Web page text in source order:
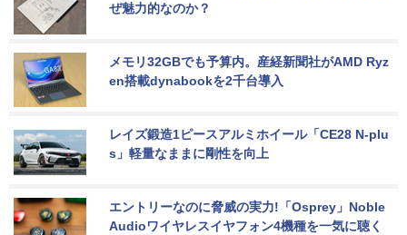
ぜ魅力的なのか？
メモリ32GBでも予算内。産経新聞社がAMD Ryz
en搭載dynabookを2千台導入
レイズ鍛造1ピースアルミホイール「CE28 N-plu
s」軽量なままに剛性を向上
エントリーなのに脅威の実力!「Osprey」Noble
Audioワイヤレスイヤフォン4機種を一気に聴く